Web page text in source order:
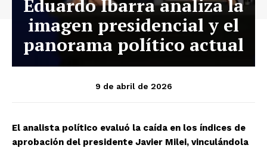
Eduardo Ibarra analiza la
imagen presidencial y el
panorama político actual
9 de abril de 2026
El analista político evaluó la caída en los índices de
aprobación del presidente Javier Milei, vinculándola